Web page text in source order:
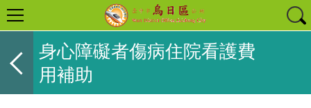
身心障礙者傷病住院看護費
用補助